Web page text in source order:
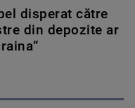
disperat către
din depozite ar